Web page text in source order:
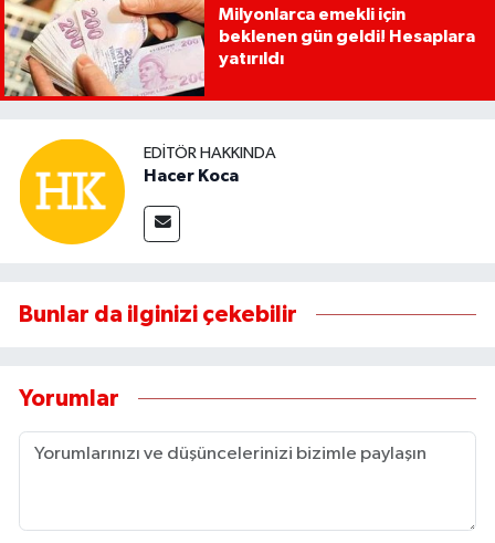
Milyonlarca emekli için
beklenen gün geldi! Hesaplara
yatırıldı
EDITÖR HAKKINDA
Hacer Koca
Bunlar da ilginizi çekebilir
Yorumlar